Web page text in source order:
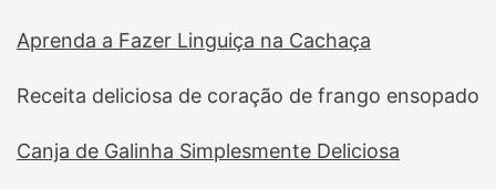
Aprenda a Fazer Linguiça na Cachaça
Receita deliciosa de coração de frango ensopado
Canja de Galinha Simplesmente Deliciosa